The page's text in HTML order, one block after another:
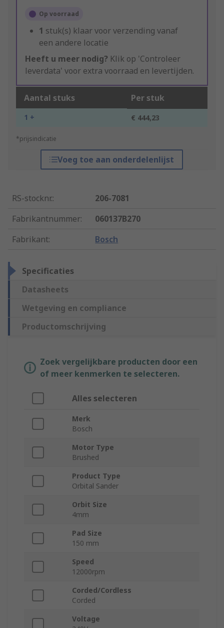
Op voorraad
1 stuk(s) klaar voor verzending vanaf
een andere locatie
Heeft u meer nodig? Klik op 'Controleer
leverdata' voor extra voorraad en levertijden.
Aantal stuks Per stuk
1 + € 444,23
*prijsindicatie
Voeg toe aan onderdelenlijst
RS-stocknr.:
206-7081
Fabrikantnummer:
060137B270
Fabrikant: Bosch
Specificaties
Datasheets
Wetgeving en compliance
Productomschrijving
Zoek vergelijkbare producten door een
of meer kenmerken te selecteren.
Alles selecteren
Merk
Bosch
Motor Type
Brushed
Product Type
Orbital Sander
Orbit Size
4mm
Pad Size
150 mm
Speed
12000rpm
Corded/Cordless
Corded
Voltage